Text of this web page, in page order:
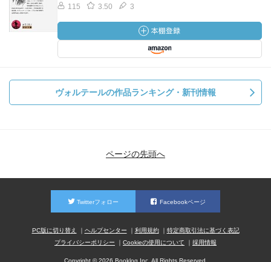
115 3.50 3
ヴォルテールの作品ランキング・新刊情報
ページの先頭へ
Twitterフォロー Facebookページ
PC版に切り替え ヘルプセンター 利用規約
特定商取引法に基づく表記
プライバシーポリシー
Cookieの使用について 採用情報
Copyright © 2026 Booklog,Inc. All Rights Reserved.